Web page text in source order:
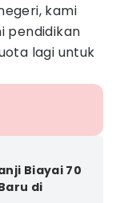
kami
pendidikan
lagi untuk
Biayai 70
di